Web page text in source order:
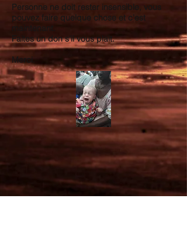
Personne ne doit rester insensible, vous
pouvez faire quelque chose et c'est
maintenant.
Faites un don s'il vous plait.
Merci.